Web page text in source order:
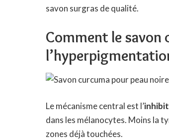
savon surgras de qualité.
Comment le
Le mécanisme central est l’
dans les mélanocytes. Moins la
zones déjà touchées.